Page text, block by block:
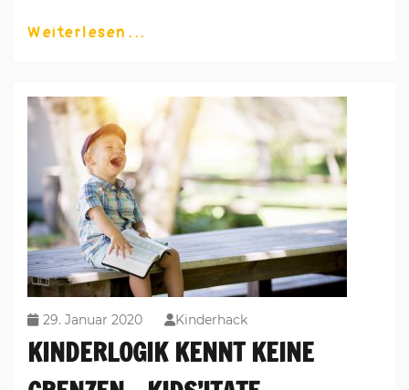
Weiterlesen
29. Januar 2020 Kinderhack
KINDERLOGIK KENNT KEINE